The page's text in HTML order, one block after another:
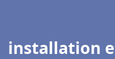
installation